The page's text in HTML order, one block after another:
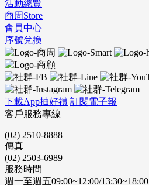
活動總覽
商周Store
會員中心
序號兌換
下載App抽好禮 訂閱電子報
客戶服務專線
(02) 2510-8888
傳真
(02) 2503-6989
服務時間
週一至週五09:00~12:00/13:30~18:00